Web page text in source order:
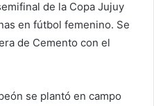
de la Copa Jujuy
en fútbol femenino. Se
de Cemento con el
se plantó en campo